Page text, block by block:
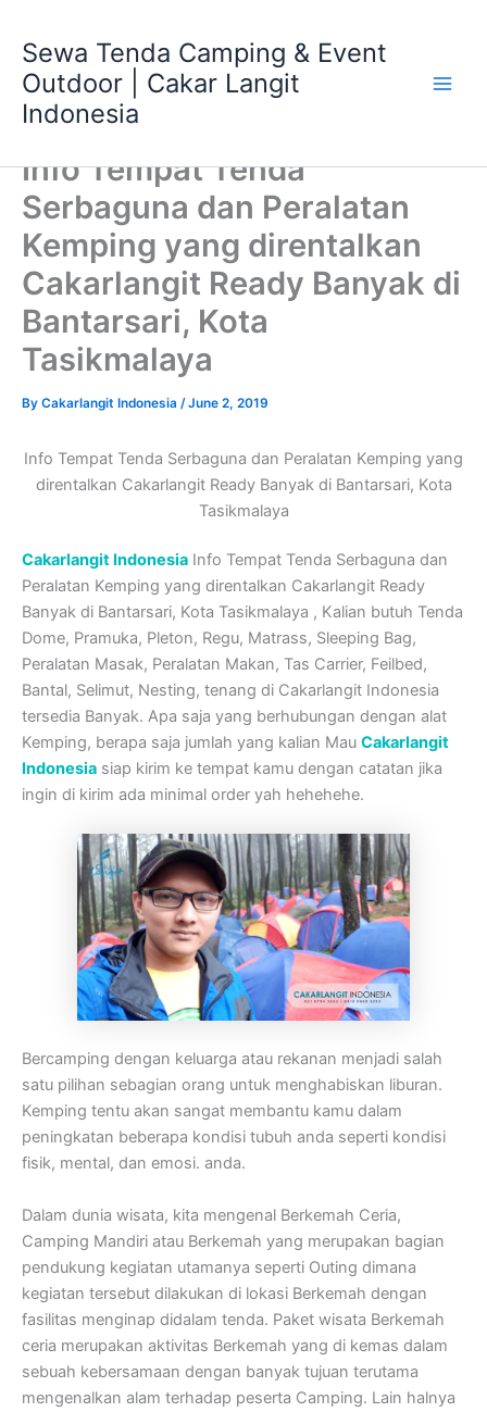
content
Sewa Tenda Camping & Event
Outdoor | Cakar Langit
Indonesia
Info Tempat Tenda
Serbaguna dan Peralatan
Kemping yang direntalkan
Cakarlangit Ready Banyak di
Bantarsari, Kota
Tasikmalaya
By Cakarlangit Indonesia /June 2, 2019
Info Tempat Tenda Serbaguna dan Peralatan Kemping yang
direntalkan Cakarlangit Ready Banyak di Bantarsari, Kota
Tasikmalaya
Cakarlangit Indonesia Info Tempat Tenda Serbaguna dan
Peralatan Kemping yang direntalkan Cakarlangit Ready
Banyak di Bantarsari, Kota Tasikmalaya , Kalian butuh Tenda
Dome, Pramuka, Pleton, Regu, Matrass, Sleeping Bag,
Peralatan Masak, Peralatan Makan, Tas Carrier, Feilbed,
Bantal, Selimut, Nesting, tenang di Cakarlangit Indonesia
tersedia Banyak. Apa saja yang berhubungan dengan alat
Kemping, berapa saja jumlah yang kalian Mau Cakarlangit
Indonesia siap kirim ke tempat kamu dengan catatan jika
ingin di kirim ada minimal order yah hehehehe.
Bercamping dengan keluarga atau rekanan menjadi salah
satu pilihan sebagian orang untuk menghabiskan liburan.
Kemping tentu akan sangat membantu kamu dalam
peningkatan beberapa kondisi tubuh anda seperti kondisi
fisik, mental, dan emosi. anda.
Dalam dunia wisata, kita mengenal Berkemah Ceria,
Camping Mandiri atau Berkemah yang merupakan bagian
pendukung kegiatan utamanya seperti Outing dimana
kegiatan tersebut dilakukan di lokasi Berkemah dengan
fasilitas menginap didalam tenda. Paket wisata Berkemah
ceria merupakan aktivitas Berkemah yang di kemas dalam
sebuah kebersamaan dengan banyak tujuan terutama
mengenalkan alam terhadap peserta Camping. Lain halnya